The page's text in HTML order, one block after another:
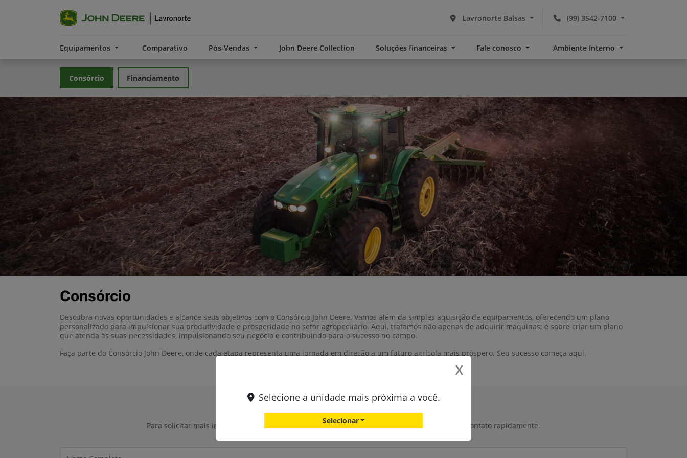
(99) 3542-7100
Lavronorte Balsas
Equipamentos Comparativo Pós-Vendas John Deere Collection Soluções financeiras Fale conosco Ambiente Interno
Consórcio Financiamento
Consórcio
Descubra novas oportunidades e alcance seus objetivos com o Consórcio John Deere. Vamos além da simples aquisição de equipamentos, oferecendo um plano
personalizado para impulsionar sua produtividade e prosperidade no setor agropecuário. Aqui, tratamos não apenas de adquirir máquinas; é sobre criar um plano
que atenda às suas necessidades, impulsionando seu negócio e contribuindo para o sucesso no campo.
Faça parte do Consórcio John Deere, onde cada etapa representa uma jornada em direção a um futuro agrícola mais próspero. Seu sucesso começa aqui.
Entre em contato com a nossa equipe
Para solicitar mais informações, por favor, preencha o formulário abaixo que entraremos em contato rapidamente.
X
Selecione a unidade mais próxima a você.
Selecionar